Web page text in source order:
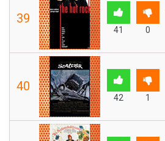
39
41 0
40
42 1